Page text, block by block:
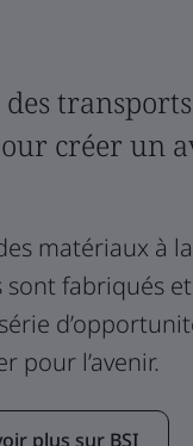
créer un
matériaux à
sont fabriqués
pour l’avenir.
plus sur BSI